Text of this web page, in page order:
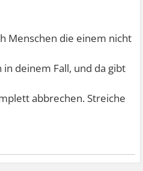
Menschen die einem nicht
in deinem Fall, und da gibt
abbrechen. Streiche